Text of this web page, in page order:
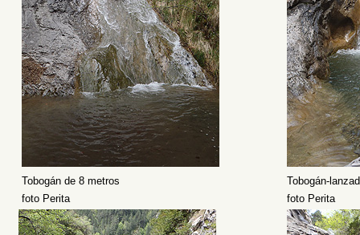
Tobogán de 8 metros
Tobogán-
foto Perita
foto Perita